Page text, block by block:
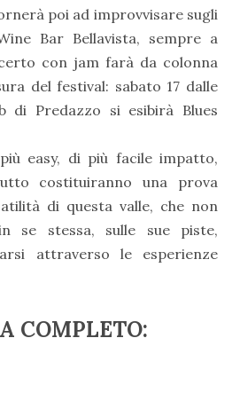
poi ad improvvisare sugli
Bar Bellavista, sempre a
con jam farà da colonna
del festival: sabato 17 dalle
di Predazzo si esibirà Blues
easy, di più facile impatto,
costituiranno una prova
di questa valle, che non
se stessa, sulle sue piste,
attraverso le esperienze
COMPLETO: